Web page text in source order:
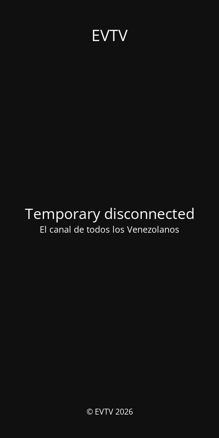
EVTV
Temporary disconnected
El canal de todos los Venezolanos
© EVTV 2026